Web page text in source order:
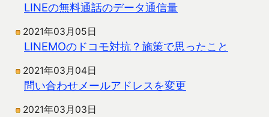
LINEの無料通話のデータ通信量
2021年03月05日
LINEMOのドコモ対抗？施策で思ったこと
2021年03月04日
問い合わせメールアドレスを変更
2021年03月03日